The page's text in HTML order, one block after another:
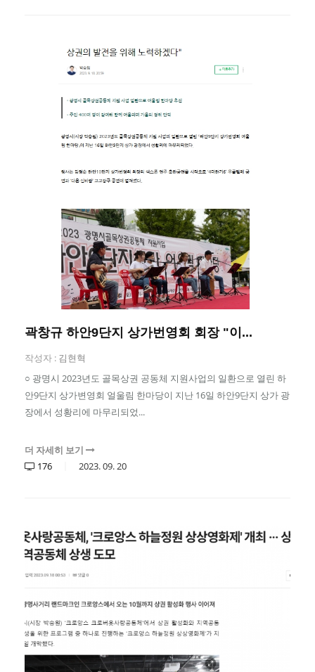
곽창규 하안9단지 상가번영회 회장 "이...
작성자 : 김현혁
○ 광명시 2023년도 골목상권 공동체 지원사업의 일환으로 열린 하
안9단지 상가변영회 얼울림 한마당이 지난 16일 하안9단지 상가 광
장에서 성황리에 마무리되었...
더 자세히 보기
176
2023.09.20